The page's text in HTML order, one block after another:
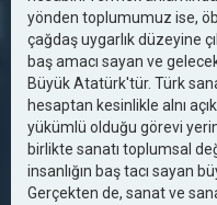
yönden toplumumuz ise,
çağdaş uygarlık düzeyine
baş amacı sayan ve
Büyük Atatürk'tür. Türk
hesaptan kesinlikle alnı
yükümlü olduğu görevi
birlikte sanatı toplumsal
insanlığın baş tacı sayan
Gerçekten de, sanat ve